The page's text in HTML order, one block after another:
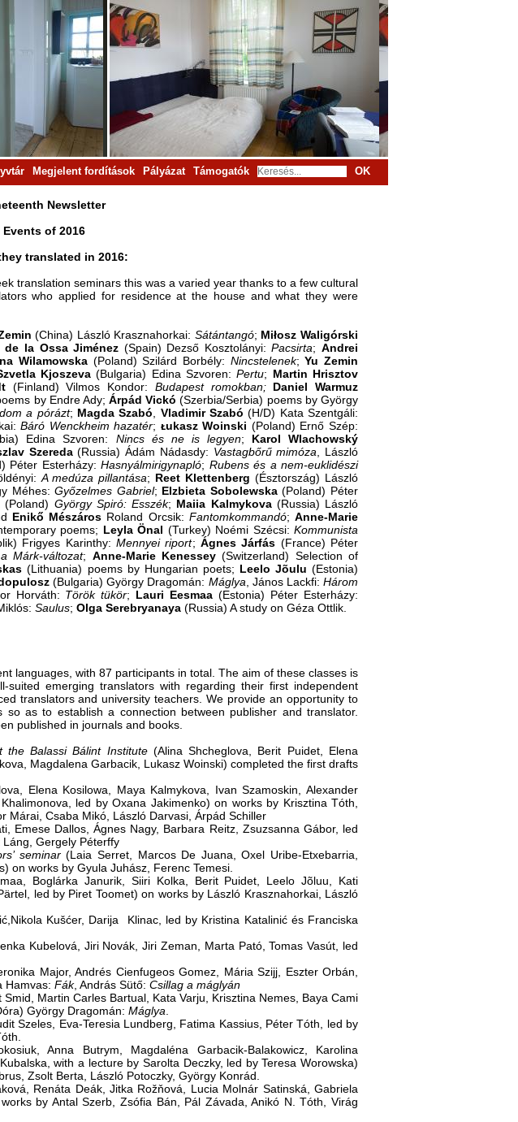
Megjelent fordítások Pályázat Támogatók OK
Newsletter
Events of 2016
translated in 2016:
translation seminars this was a varied year thanks to a few cultural
who applied for residence at the house and what they were
(China) László Krasznahorkai: Sátántangó; Miłosz Waligórski
de la Ossa Jiménez (Spain) Dezső Kosztolányi:Pacsirta;Andrei
Wilamowska(Poland) Szilárd Borbély: Nincstelenek;Yu Zemin
Kjoszeva (Bulgaria) Edina Szvoren:Pertu; Martin Hrisztov
(Finland) Vilmos Kondor: Budapest romokban; Daniel Warmuz
by Endre Ady;Árpád Vickó (Szerbia/Serbia) poems by György
a pórázt; Magda Szabó Vladimir Szabó (H/D) Kata Szentgáli:
Báró Wenckheim hazatér; ᴌukasz Woinski (Poland) Ernő Szép:
Edina Szvoren: Nincs és ne is legyen; Karol
Wlachowský
Szereda(Russia) Ádám Nádasdy: Vastagbőrű mimóza , László
Péter Esterházy:Hasnyálmirigynapló; Rubens és a nem-euklidészi
A medúza pillantása; Reet Klettenberg (Észtország) László
Méhes:Győzelmes Gabriel; Elzbieta Sobolewska(Poland) Péter
(Poland) György Spiró: Esszék; Maiia Kalmykova (Russia) László
Enikő Mészáros Roland Orcsik: Fantomkommandó; Anne-Marie
poems; Leyla Önal (Turkey) Noémi Szécsi: Kommunista
Frigyes Karinthy:Mennyei riport; Ágnes Járfás (France) Péter
Márk-változat; Anne-Marie Kenessey (Switzerland) Selection of
(Lithuania) poems by Hungarian poets; Leelo Jõulu(Estonia)
(Bulgaria) György Dragomán: Máglya , János Lackfi:Három
Horváth: Török tükör; Lauri Eesmaa (Estonia) Péter Esterházy:
Saulus; Olga Serebryanaya (Russia) A study on Géza Ottlik.
languages, with 87 participants in total. The aim of these classes is
emerging translators with regarding their first independent
translators and university teachers. We provide an opportunity to
as to establish a connection between publisher and translator.
published in journals and books.
the Balassi Bálint Institute(Alina Shcheglova, Berit Puidet, Elena
Magdalena Garbacik, Lukasz Woinski) completed the first drafts
Elena Kosilowa, Maya Kalmykova, Ivan Szamoskin, Alexander
led by Oxana Jakimenko) on works by Krisztina Tóth,
Márai, Csaba Mikó, László Darvasi, Árpád Schiller
Emese Dallos, Ágnes Nagy, Barbara Reitz, Zsuzsanna Gábor, led
Gergely Péterffy
seminar(Laia Serret, Marcos De Juana, Oxel Uribe-Etxebarria,
on works by Gyula Juhász, Ferenc Temesi.
Boglárka Janurik, Siiri Kolka, Berit Puidet, Leelo Jõluu, Kati
led by Piret Toomet) on works by László Krasznahorkai, László
Kušćer, Darija Klinac, led by Kristina Katalinić és Franciska
Kubelová, Jiri Novák, Jiri Zeman, Marta Pató, Tomas Vasút, led
Major, Andrés Cienfugeos Gomez, Mária Szijj, Eszter Orbán,
Hamvas: Fák, András Sütő: Csillag a máglyán
Martin Carles Bartual, Kata Varju, Krisztina Nemes, Baya Cami
György Dragomán: Máglya
Szeles, Eva-Teresia Lundberg, Fatima Kassius, Péter Tóth, led by
Anna Butrym, Magdaléna Garbacik-Balakowicz, Karolina
with a lecture by Sarolta Deczky, led by Teresa Worowska)
Zsolt Berta, László Potoczky, György Konrád.
Renáta Deák, Jitka Rožňová, Lucia Molnár Satinská, Gabriela
by Antal Szerb, Zsófia Bán, Pál Závada, Anikó N. Tóth, Virág